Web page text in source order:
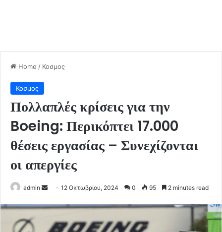
Home / Κοσμος
Κοσμος
Πολλαπλές κρίσεις για την
Boeing: Περικόπτει 17.000
θέσεις εργασίας – Συνεχίζονται
οι απεργίες
admin
Send
email
12 Οκτωβρίου, 2024 0 95 2 minutes read